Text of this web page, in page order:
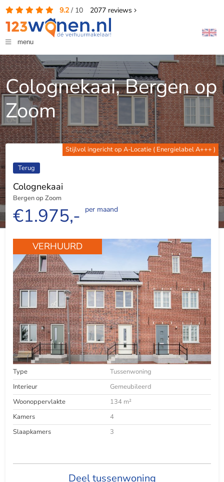
9.2/ 10 2077reviews
menu
Colognekaai, Bergen op
Zoom
Stijlvol ingericht op A-Locatie ( Energielabel A+++ )
Terug
Colognekaai
Bergen op Zoom
€1.975,- per maand
VERHUURD
Type
Tussenwoning
Interieur
Gemeubileerd
Woonoppervlakte
134 m²
Kamers
4
Slaapkamers
3
Deel tussenwoning